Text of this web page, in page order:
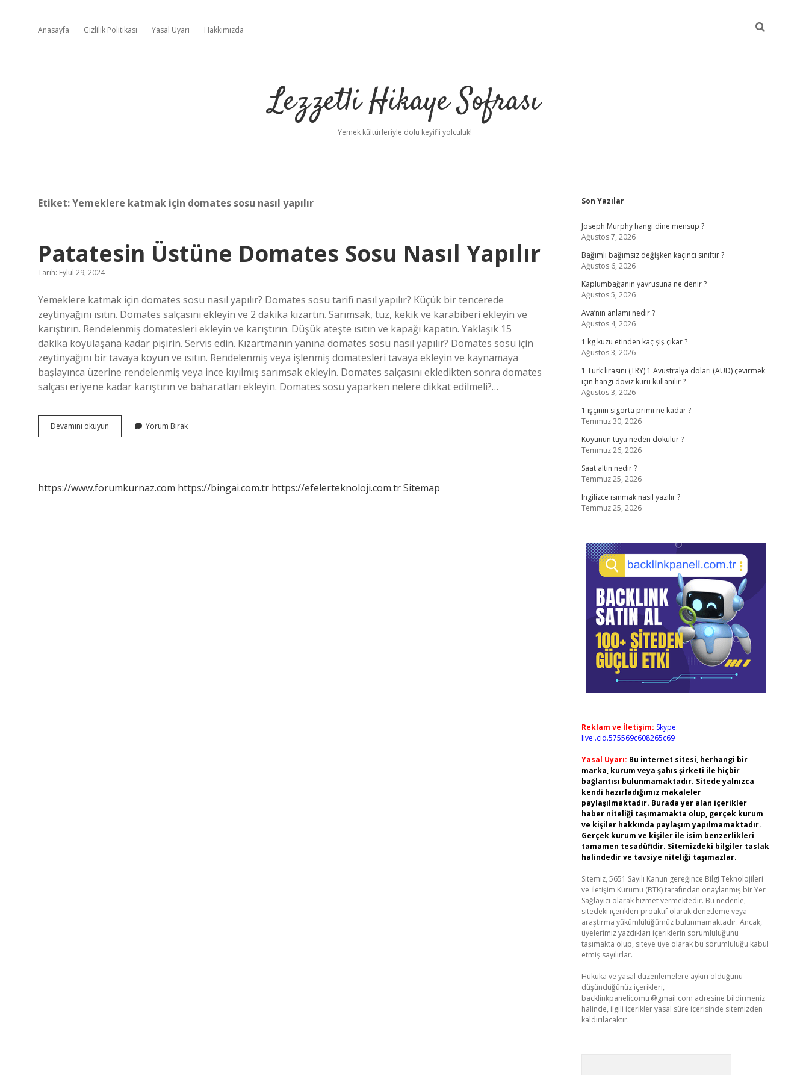
Anasayfa Gizlilik Politikası Yasal Uyarı Hakkımızda
Lezzetli Hikaye Sofrası
Yemek kültürleriyle dolu keyifli yolculuk!
Etiket:Yemeklere katmak için domates sosu nasıl yapılır
Patatesin Üstüne Domates Sosu Nasıl Yapılır
Tarih: Eylül 29, 2024
Yemeklere katmak için domates sosu nasıl yapılır? Domates sosu tarifi nasıl yapılır? Küçük bir tencerede
zeytinyağını ısıtın. Domates salçasını ekleyin ve 2 dakika kızartın. Sarımsak, tuz, kekik ve karabiberi ekleyin ve
karıştırın. Rendelenmiş domatesleri ekleyin ve karıştırın. Düşük ateşte ısıtın ve kapağı kapatın. Yaklaşık 15
dakika koyulaşana kadar pişirin. Servis edin. Kızartmanın yanına domates sosu nasıl yapılır? Domates sosu için
zeytinyağını bir tavaya koyun ve ısıtın. Rendelenmiş veya işlenmiş domatesleri tavaya ekleyin ve kaynamaya
başlayınca üzerine rendelenmiş veya ince kıyılmış sarımsak ekleyin. Domates salçasını ekledikten sonra domates
salçası eriyene kadar karıştırın ve baharatları ekleyin. Domates sosu yaparken nelere dikkat edilmeli?…
Devamını okuyun Patatesin
Üstüne
Yorum Bırak
https://www.forumkurnaz.com https://bingai.com.tr https://efelerteknoloji.com.trSitemap
Sidebar
Son Yazılar
Joseph Murphy hangi dine mensup ?
Ağustos 7, 2026
Bağımlı bağımsız değişken kaçıncı sınıftır ?
Ağustos 6, 2026
Kaplumbağanın yavrusuna ne denir ?
Ağustos 5, 2026
Ava’nın anlamı nedir ?
Ağustos 4, 2026
1 kg kuzu etinden kaç şiş çıkar ?
Ağustos 3, 2026
1 Türk lirasını (TRY) 1 Avustralya doları (AUD) çevirmek
için hangi döviz kuru kullanılır ?
Ağustos 3, 2026
1 işçinin sigorta primi ne kadar ?
Temmuz 30, 2026
Koyunun tüyü neden dökülür ?
Temmuz 26, 2026
Saat altın nedir ?
Temmuz 25, 2026
Ingilizce ısınmak nasıl yazılır ?
Temmuz 25, 2026
Reklam ve İletişim: Skype:
live:.cid.575569c608265c69
Yasal Uyarı: Bu internet sitesi, herhangi bir
marka, kurum veya şahıs şirketi ile hiçbir
bağlantısı bulunmamaktadır. Sitede yalnızca
kendi hazırladığımız makaleler
paylaşılmaktadır. Burada yer alan içerikler
haber niteliği taşımamakta olup, gerçek kurum
ve kişiler hakkında paylaşım yapılmamaktadır.
Gerçek kurum ve kişiler ile isim benzerlikleri
tamamen tesadüfidir. Sitemizdeki bilgiler taslak
halindedir ve tavsiye niteliği taşımazlar.
Sitemiz, 5651 Sayılı Kanun gereğince Bilgi Teknolojileri
ve İletişim Kurumu (BTK) tarafından onaylanmış bir Yer
Sağlayıcı olarak hizmet vermektedir. Bu nedenle,
sitedeki içerikleri proaktif olarak denetleme veya
araştırma yükümlülüğümüz bulunmamaktadır. Ancak,
üyelerimiz yazdıkları içeriklerin sorumluluğunu
taşımakta olup, siteye üye olarak bu sorumluluğu kabul
etmiş sayılırlar.
Hukuka ve yasal düzenlemelere aykırı olduğunu
düşündüğünüz içerikleri,
backlinkpanelicomtr@gmail.com adresine bildirmeniz
halinde, ilgili içerikler yasal süre içerisinde sitemizden
kaldırılacaktır.